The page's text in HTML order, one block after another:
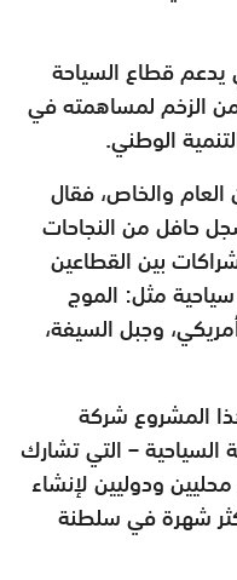
يدعم قطاع السياحة
الزخم لمساهمته في
الوطني.
العام والخاص، فقال
حافل من النجاحات
عامًا في الشراكات بين القطاعين
مثل: الموج
دولار أمريكي، وجبل السيفة،
المشروع شركة
السياحية – التي تشارك
ودوليين لإنشاء
شهرة في سلطنة